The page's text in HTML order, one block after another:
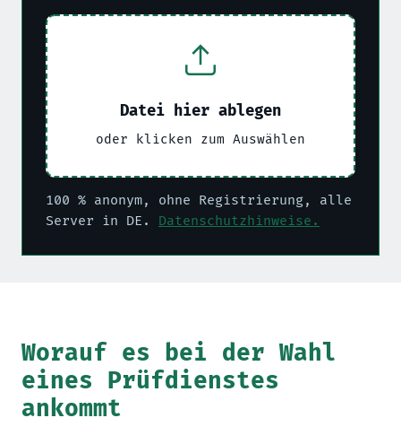
Datei hier ablegen
oder klicken zum Auswählen
100 % anonym, ohne Registrierung, alle
Server in DE. Datenschutzhinweise.
Worauf es bei der Wahl
eines Prüfdienstes
ankommt